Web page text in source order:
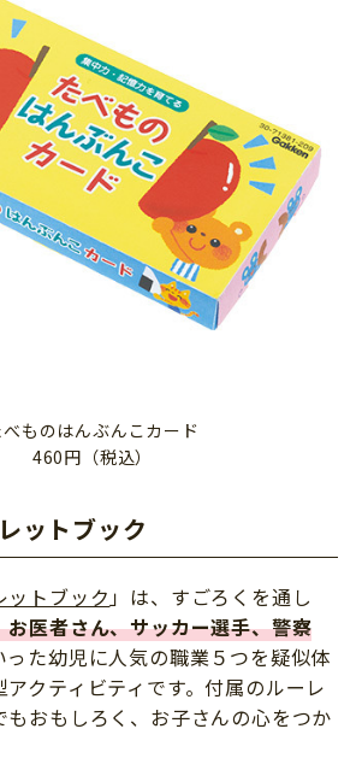
べものはんぶんこカード
460円（税込）
ットブック
ットブック」は、すごろくを通し
お医者さん、サッカー選手、警察
った幼児に人気の職業５つを疑似体
クティビティです。付属のルーレ
もおもしろく、お子さんの心をつか